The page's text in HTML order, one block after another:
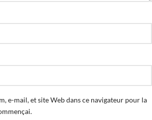
e-mail, et site Web dans ce navigateur pour la